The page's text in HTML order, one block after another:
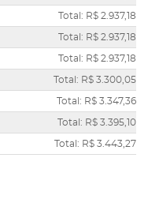
Total: R$ 2.937,18
Total: R$ 2.937,18
Total: R$ 2.937,18
Total: R$ 3.300,05
Total: R$ 3.347,36
Total: R$ 3.395,10
Total: R$ 3.443,27